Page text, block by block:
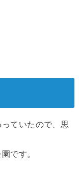
ていたので、思
です。